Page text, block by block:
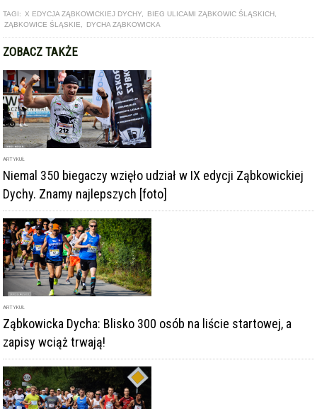
TAGI: X EDYCJA ZĄBKOWICKIEJ DYCHY BIEG ULICAMI ZĄBKOWIC ŚLĄSKICH
ZĄBKOWICE ŚLĄSKIE
DYCHA ZĄBKOWICKA
ZOBACZ TAKŻE
ARTYKUŁ
Niemal 350 biegaczy wzięło udział w IX edycji Ząbkowickiej
Dychy. Znamy najlepszych [foto]
ARTYKUŁ
Ząbkowicka Dycha: Blisko 300 osób na liście startowej, a
zapisy wciąż trwają!